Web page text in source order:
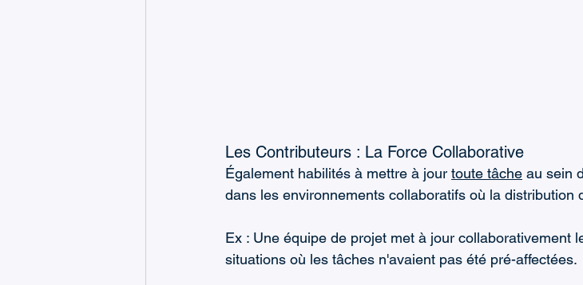
Les Contributeurs : La Force Collaborative
Également habilités à mettre à jour toute tâche au sein
dans les environnements collaboratifs où la distribution
Ex : Une équipe de projet met à jour collaborativement
situations où les tâches n'avaient pas été pré-affectées.